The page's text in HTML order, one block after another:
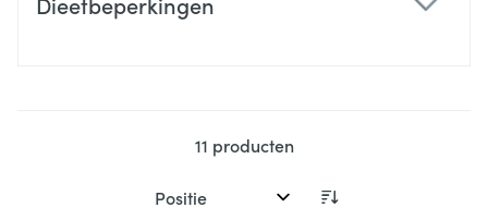
11 producten
Sorteer op: